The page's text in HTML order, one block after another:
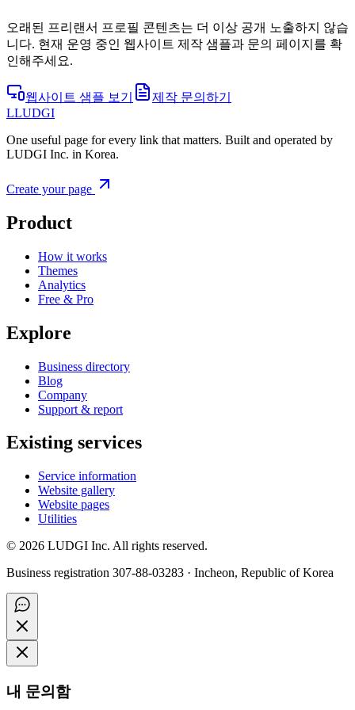
오래된 프리랜서 프로필 콘텐츠는 더 이상 공개 노출하지 않습
니다. 현재 운영 중인 웹사이트 제작 샘플과 문의 페이지를 확
인해주세요.
웹사이트 샘플 보기
제작 문의하기
LLUDGI
One useful page for every link that matters. Built and operated by
LUDGI Inc. in Korea.
Create your page
Product
How it works
Themes
Analytics
Free & Pro
Explore
Business directory
Blog
Company
Support & report
Existing services
Service information
Website gallery
Website pages
Utilities
© 2026 LUDGI Inc. All rights reserved.
Business registration 307-88-03283 · Incheon, Republic of Korea
내 문의함